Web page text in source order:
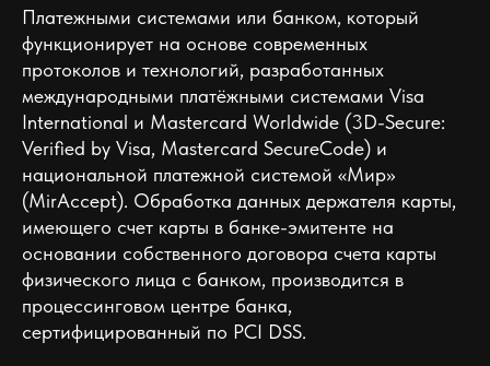
Платежными системами или банком, который
функционирует на основе современных
протоколов и технологий, разработанных
международными платёжными системами Visa
International и Mastercard Worldwide (3D-Secure:
Verified by Visa, Mastercard SecureCode) и
национальной платежной системой «Мир»
(MirAccept). Обработка данных держателя карты,
имеющего счет карты в банке-эмитенте на
основании собственного договора счета карты
физического лица с банком, производится в
процессинговом центре банка,
сертифицированный по PCI DSS.